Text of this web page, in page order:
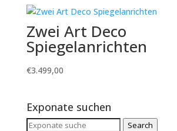
Zwei Art Deco
Spiegelanrichten
€3.499,00
Exponate suchen
Search
Search